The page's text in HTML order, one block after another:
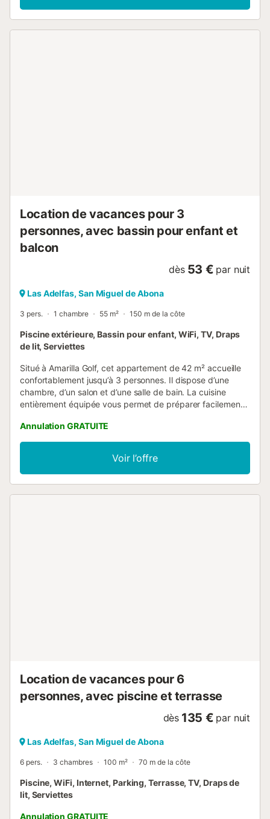
Location de vacances pour 3
personnes, avec bassin pour enfant et
balcon
dès 53 € par nuit
Las Adelfas, San Miguel de Abona
3 pers. 1 chambre 55 m² 150 m de la côte
Piscine extérieure, Bassin pour enfant, WiFi, TV, Draps
de lit, Serviettes
Situé à Amarilla Golf, cet appartement de 42 m² accueille
confortablement jusqu’à 3 personnes. Il dispose d’une
chambre, d’un salon et d’une salle de bain. La cuisine
entièrement équipée vous permet de préparer facilement
adapté aux appels vidéo, télévision, lave-linge, ventilateur,
espace de travail dédié, lit bébé et chaise haute.
L’appartement, sans marches à l’intérieur, offre une belle
vue sur la mer. Profitez du balcon privé et de la terrasse
non couverte, idéals pour vous détendre en admirant le
Annulation GRATUITE
Voir l’offre
Location de vacances pour 6
personnes, avec piscine et terrasse
dès 135 € par nuit
Las Adelfas, San Miguel de Abona
6 pers. 3 chambres 100 m² 70 m de la côte
Piscine, WiFi, Internet, Parking, Terrasse, TV, Draps de
lit, Serviettes
Annulation GRATUITE